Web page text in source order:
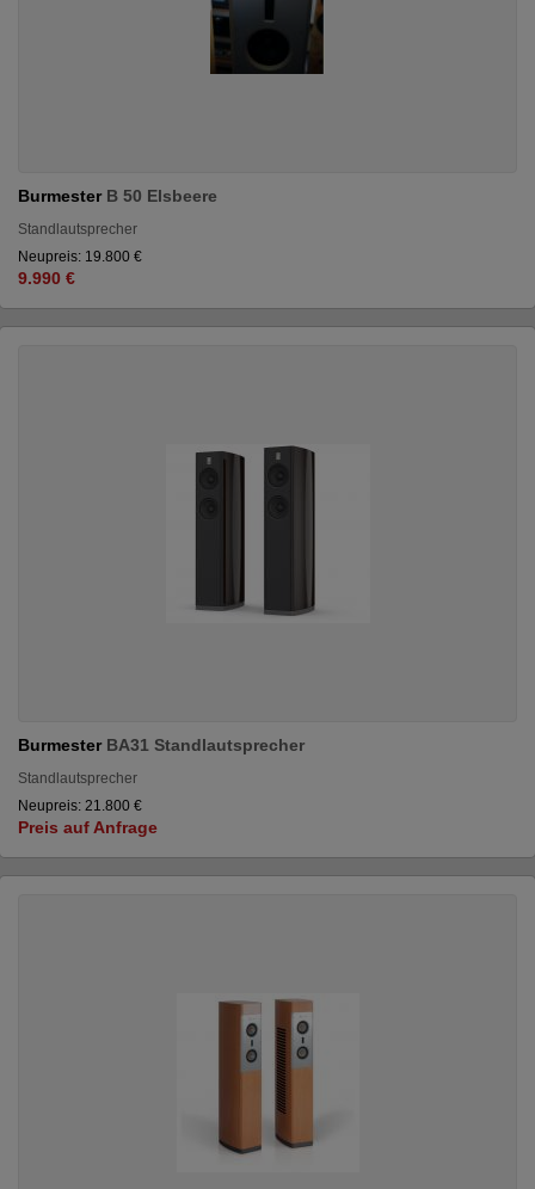
Burmester B 50 Elsbeere
Standlautsprecher
Neupreis: 19.800 €
9.990 €
Burmester BA31 Standlautsprecher
Standlautsprecher
Neupreis: 21.800 €
Preis auf Anfrage